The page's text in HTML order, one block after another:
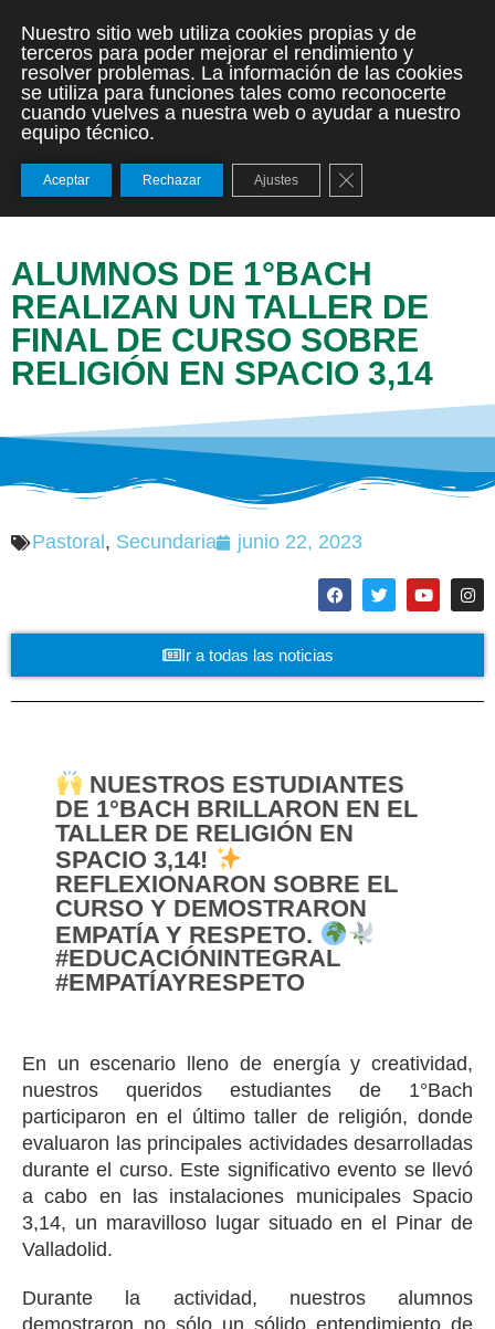
ALUMNOS DE 1°BACH
REALIZAN UN TALLER DE
FINAL DE CURSO SOBRE
RELIGIÓN EN SPACIO 3,14
Pastoral , Secundaria junio 22, 2023
Ir a todas las noticias
NUESTROS ESTUDIANTES
DE 1°BACH BRILLARON EN EL
TALLER DE RELIGIÓN EN
SPACIO 3,14!
REFLEXIONARON SOBRE EL
CURSO Y DEMOSTRARON
EMPATÍA Y RESPETO.
#EDUCACIÓNINTEGRAL
#EMPATÍAYRESPETO
En un escenario lleno de energía y creatividad,
nuestros queridos estudiantes de 1°Bach
participaron en el último taller de religión, donde
evaluaron las principales actividades desarrolladas
durante el curso. Este significativo evento se llevó
a cabo en las instalaciones municipales Spacio
3,14, un maravilloso lugar situado en el Pinar de
Valladolid.
Durante la actividad, nuestros alumnos
Nuestro sitio web utiliza cookies propias y de
terceros para poder mejorar el rendimiento y
resolver problemas. La información de las cookies
se utiliza para funciones tales como reconocerte
cuando vuelves a nuestra web o ayudar a nuestro
equipo técnico.
Aceptar Rechazar Ajustes Cerrar el banner de